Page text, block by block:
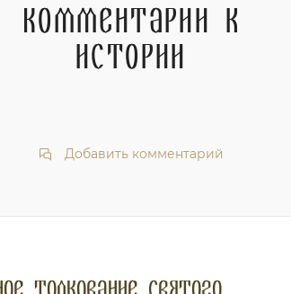
Комментарии к
истории
Добавить комментарий